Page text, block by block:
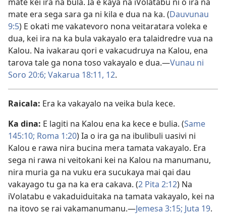
mate era sega sara ga ni kila e dua na ka. (Dauvunau
9:5) E okati me vakatevoro nona veitaratara voleka e
dua, kei ira na ka bula vakayalo era talaidredre vua na
Kalou. Na ivakarau qori e vakacudruya na Kalou, ena
tarova tale ga nona toso vakayalo e dua.—Vunau ni
Soro 20:6; Vakarua 18:11, 12.
Raicala: Era ka vakayalo na veika bula kece.
Ka dina: E lagiti na Kalou ena ka kece e bulia. (Same
145:10; Roma 1:20) Ia o ira ga na ibulibuli uasivi ni
Kalou e rawa nira bucina mera tamata vakayalo. Era
sega ni rawa ni veitokani kei na Kalou na manumanu,
nira muria ga na vuku era sucukaya mai qai dau
vakayago tu ga na ka era cakava. (2 Pita 2:12) Na
iVolatabu e vakaduiduitaka na tamata vakayalo, kei na
na itovo se rai vakamanumanu.—Jemesa 3:15; Juta 19.